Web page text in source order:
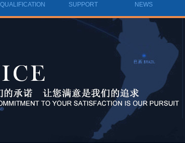
QUALIFICATION SUPPORT NEWS
公司新闻